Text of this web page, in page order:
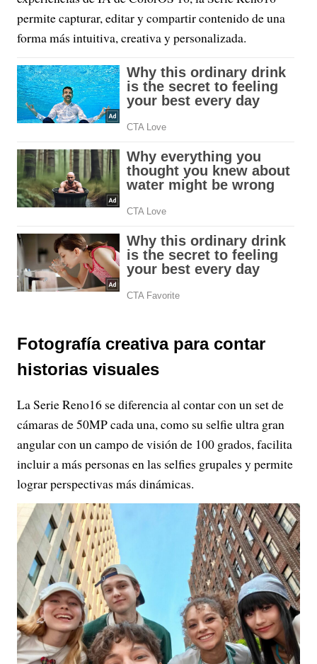
permite capturar, editar y compartir contenido de una
forma más intuitiva, creativa y personalizada.
Fotografía creativa para contar
historias visuales
La Serie Reno16 se diferencia al contar con un set de
cámaras de 50MP cada una, como su selfie ultra gran
angular con un campo de visión de 100 grados, facilita
incluir a más personas en las selfies grupales y permite
lograr perspectivas más dinámicas.